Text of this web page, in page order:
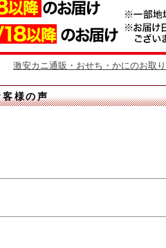
激安カニ通販・おせち・かにのお取
客様の声